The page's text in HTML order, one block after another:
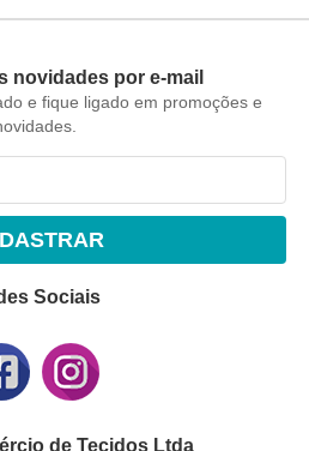
novidades por e-mail
e fique ligado em promoções e
Sociais
de Tecidos Ltda